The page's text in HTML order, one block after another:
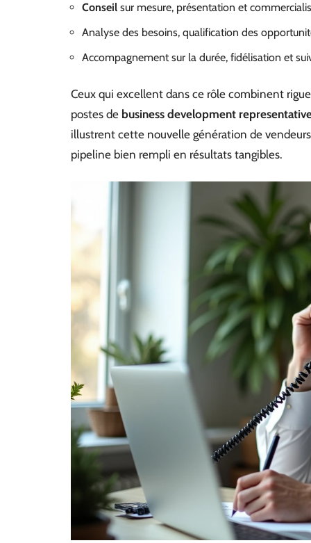
Conseil sur mesure, présentation et
Analyse des besoins, qualification des
Accompagnement sur la durée, fidélisation et
Ceux qui excellent dans ce rôle combinent
postes de business development
illustrent cette nouvelle génération de
pipeline bien rempli en résultats tangibles.